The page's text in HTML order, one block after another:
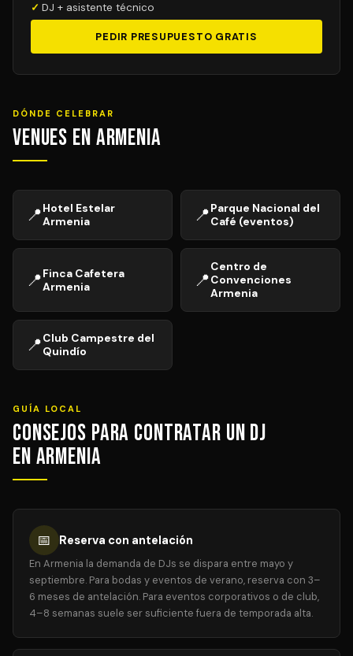
DJ + asistente técnico
PEDIR PRESUPUESTO GRATIS
DÓNDE CELEBRAR
Venues en Armenia
📍Hotel Estelar
Armenia
📍Parque Nacional del
Café (eventos)
📍Finca Cafetera
Armenia
📍
Centro de
Convenciones
Armenia
📍Club Campestre del
Quindío
GUÍA LOCAL
Consejos para Contratar un DJ
en Armenia
📅 Reserva con antelación
En Armenia la demanda de DJs se dispara entre mayo y
septiembre. Para bodas y eventos de verano, reserva con 3–
6 meses de antelación. Para eventos corporativos o de club,
4–8 semanas suele ser suficiente fuera de temporada alta.